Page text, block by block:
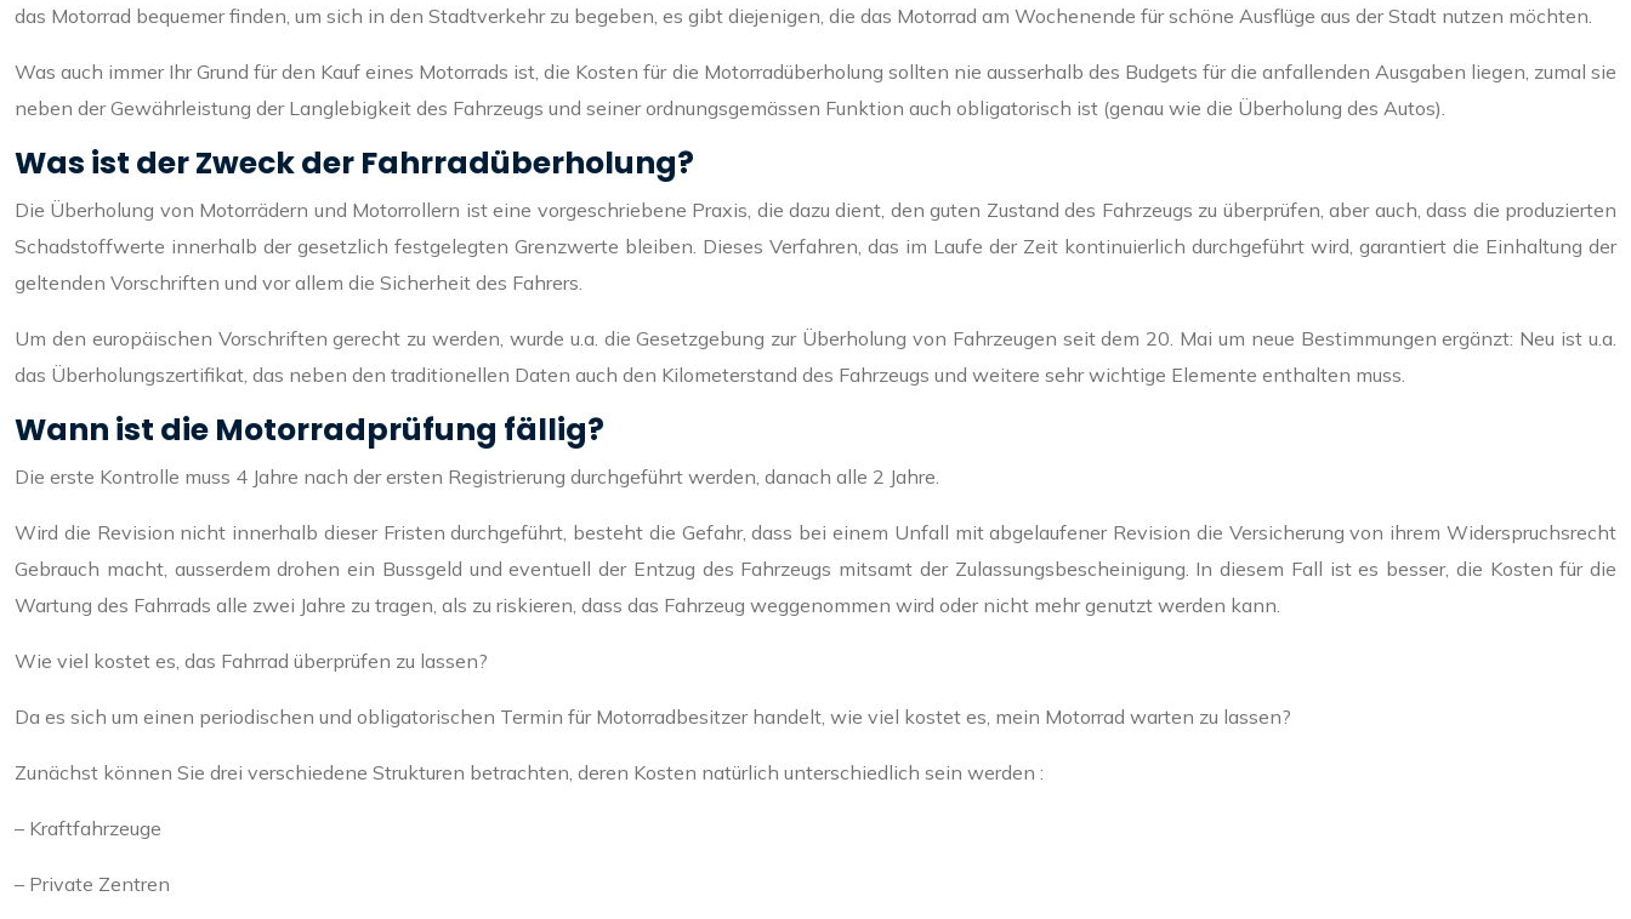
das Motorrad bequemer finden, um sich in den Stadtverkehr zu begeben, es gibt diejenigen, die das Motorrad am Wochenende für schöne Ausflüge aus der Stadt nutzen möchten.
Was auch immer Ihr Grund für den Kauf eines Motorrads ist, die Kosten für die Motorradüberholung sollten nie ausserhalb des Budgets für die anfallenden Ausgaben liegen, zumal sie
neben der Gewährleistung der Langlebigkeit des Fahrzeugs und seiner ordnungsgemässen Funktion auch obligatorisch ist (genau wie die Überholung des Autos).
Was ist der Zweck der Fahrradüberholung?
Die Überholung von Motorrädern und Motorrollern ist eine vorgeschriebene Praxis, die dazu dient, den guten Zustand des Fahrzeugs zu überprüfen, aber auch, dass die produzierten
Schadstoffwerte innerhalb der gesetzlich festgelegten Grenzwerte bleiben. Dieses Verfahren, das im Laufe der Zeit kontinuierlich durchgeführt wird, garantiert die Einhaltung der
geltenden Vorschriften und vor allem die Sicherheit des Fahrers.
Um den europäischen Vorschriften gerecht zu werden, wurde u.a. die Gesetzgebung zur Überholung von Fahrzeugen seit dem 20. Mai um neue Bestimmungen ergänzt: Neu ist u.a.
das Überholungszertifikat, das neben den traditionellen Daten auch den Kilometerstand des Fahrzeugs und weitere sehr wichtige Elemente enthalten muss.
Wann ist die Motorradprüfung fällig?
Die erste Kontrolle muss 4 Jahre nach der ersten Registrierung durchgeführt werden, danach alle 2 Jahre.
Wird die Revision nicht innerhalb dieser Fristen durchgeführt, besteht die Gefahr, dass bei einem Unfall mit abgelaufener Revision die Versicherung von ihrem Widerspruchsrecht
Gebrauch macht, ausserdem drohen ein Bussgeld und eventuell der Entzug des Fahrzeugs mitsamt der Zulassungsbescheinigung. In diesem Fall ist es besser, die Kosten für die
Wartung des Fahrrads alle zwei Jahre zu tragen, als zu riskieren, dass das Fahrzeug weggenommen wird oder nicht mehr genutzt werden kann.
Wie viel kostet es, das Fahrrad überprüfen zu lassen?
Da es sich um einen periodischen und obligatorischen Termin für Motorradbesitzer handelt, wie viel kostet es, mein Motorrad warten zu lassen?
Zunächst können Sie drei verschiedene Strukturen betrachten, deren Kosten natürlich unterschiedlich sein werden :
– Kraftfahrzeuge
– Private Zentren